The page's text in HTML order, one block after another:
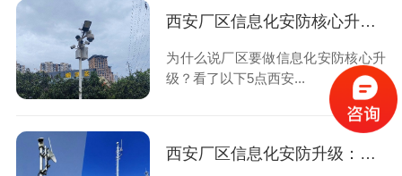
西安厂区信息化安防核心升级优势，想知道的看过来！
为什么说厂区要做信息化安防核心升
级？看了以下5点西安...
西安厂区信息化安防升级：告别人工守防，用数字化筑牢厂区安全屏障